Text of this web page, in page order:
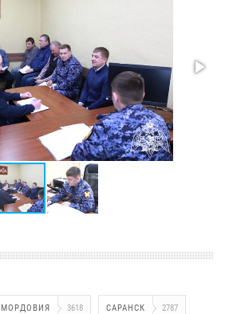
МОРДОВИЯ 3618 САРАНСК 2787